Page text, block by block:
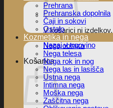
V košarici ni izdelkov.
Nazaj v trgovino
Košarica
Prehrana
Prehranska dopolnila
Čaji in sokovi
Ostalo
Kozmetika in nega
Nega obraza
Nega telesa
Nega rok in nog
Nega las in lasišča
Ustna nega
Intimna nega
Moška nega
Zaščitna nega